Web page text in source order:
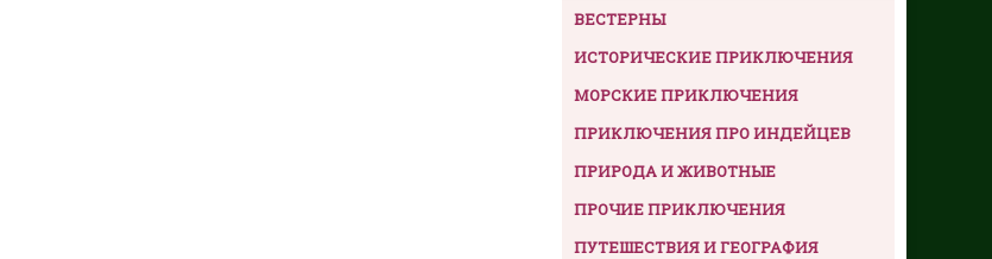
ВЕСТЕРНЫ
ИСТОРИЧЕСКИЕ ПРИКЛЮЧЕНИЯ
МОРСКИЕ ПРИКЛЮЧЕНИЯ
ПРИКЛЮЧЕНИЯ ПРО ИНДЕЙЦЕВ
ПРИРОДА И ЖИВОТНЫЕ
ПРОЧИЕ ПРИКЛЮЧЕНИЯ
ПУТЕШЕСТВИЯ И ГЕОГРАФИЯ